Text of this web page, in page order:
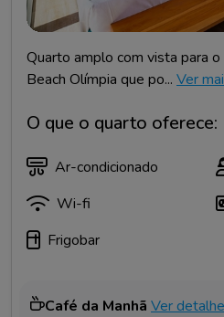
Quarto amplo com vista para
Beach Olímpia que po... Ver
O que o quarto oferece:
Ar-condicionado
Wi-fi
Frigobar
Café da Manhã Ver